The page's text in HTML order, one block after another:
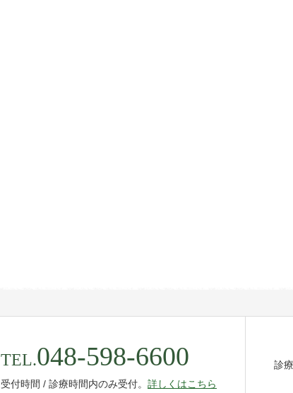
TEL.048-598-6600
受付時間 / 診療時間内のみ受付。 詳しくはこちら
診